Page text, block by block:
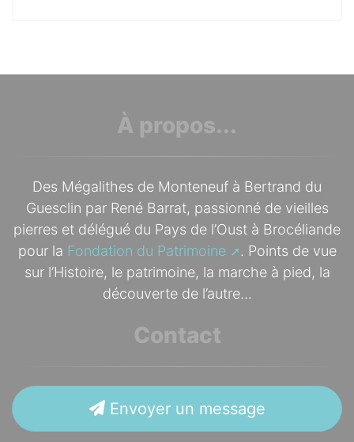
À propos...
Des Mégalithes de Monteneuf à Bertrand du
Guesclin par René Barrat, passionné de vieilles
pierres et délégué du Pays de l’Oust à Brocéliande
pour la Fondation du Patrimoine
. Points de vue
sur l’Histoire, le patrimoine, la marche à pied, la
découverte de l’autre...
Contact
Envoyer un message